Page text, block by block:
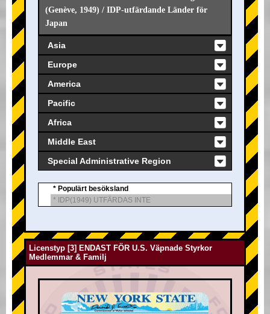
(Genève, 1949) / IDP-utfärdande Länder för
Japan
Asia
Europe
America
Pacific
Africa
Middle East
Special Administrative Region
* Populärt besöksland
* IDP(1949) UTFÄRDAS INTE
Licenstyp [3] ENDAST FÖR U.S. Väpnade Styrkor
Medlemmar & Familj